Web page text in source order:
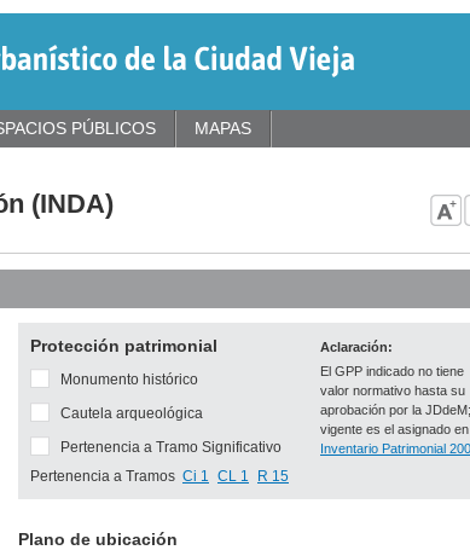
(INDA)
Protección patrimonial
Aclaración:
El GPP indicado no tiene
valor normativo hasta su
aprobación por la
vigente es el asignado
Inventario Patrimonial
Monumento histórico
Cautela arqueológica
Pertenencia a Tramo Significativo
Pertenencia a Tramos Ci 1 CL 1 R 15
Plano de ubicación
PÚBLICOS MAPAS